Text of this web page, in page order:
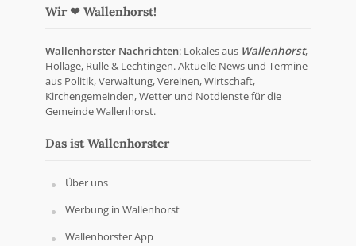
Wir ❤ Wallenhorst!
Wallenhorster Nachrichten: Lokales aus Wallenhorst,
Hollage, Rulle & Lechtingen. Aktuelle News und Termine
aus Politik, Verwaltung, Vereinen, Wirtschaft,
Kirchengemeinden, Wetter und Notdienste für die
Gemeinde Wallenhorst.
Das ist Wallenhorster
Über uns
Werbung in Wallenhorst
Wallenhorster App